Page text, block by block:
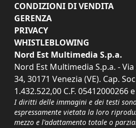
CONDIZIONI DI VENDITA
GERENZA
PRIVACY
WHISTLEBLOWING
Nord Est Multimedia S.p.a.
Nord Est Multimedia S.p.a. -
34, 30171 Venezia (VE). Cap.
1.432.522,00 C.F. 05412000266
I diritti delle immagini e dei testi
espressamente vietata la loro
mezzo e l'adattamento totale o